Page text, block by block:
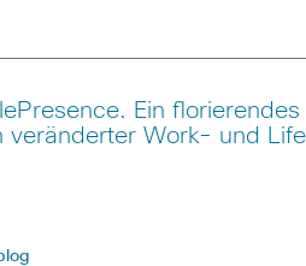
Ein florierendes
veränderter Work- und